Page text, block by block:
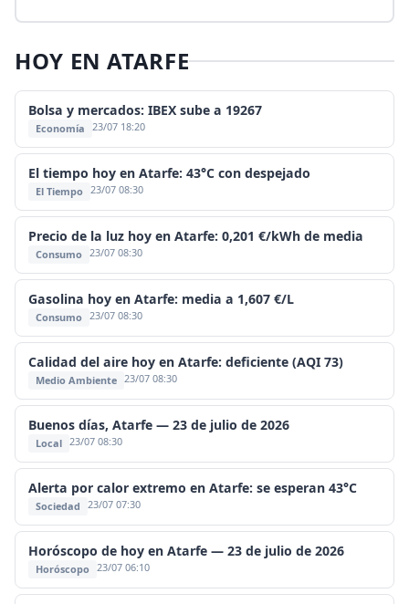
HOY EN ATARFE
Bolsa y mercados: IBEX sube a 19267
Economía 23/07 18:20
El tiempo hoy en Atarfe: 43°C con despejado
El Tiempo 23/07 08:30
Precio de la luz hoy en Atarfe: 0,201 €/kWh de media
Consumo 23/07 08:30
Gasolina hoy en Atarfe: media a 1,607 €/L
Consumo 23/07 08:30
Calidad del aire hoy en Atarfe: deficiente (AQI 73)
Medio Ambiente 23/07 08:30
Buenos días, Atarfe — 23 de julio de 2026
Local 23/07 08:30
Alerta por calor extremo en Atarfe: se esperan 43°C
Sociedad 23/07 07:30
Horóscopo de hoy en Atarfe — 23 de julio de 2026
Horóscopo 23/07 06:10